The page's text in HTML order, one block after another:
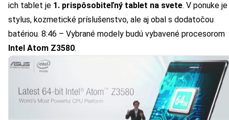
ich tablet je 1. prispôsobiteľný tablet na svete. V ponuke
stylus, kozmetické príslušenstvo, ale aj obal s dodatočou
batériou. 8:46 – Vybrané modely budú vybavené procesorom
Intel Atom Z3580.